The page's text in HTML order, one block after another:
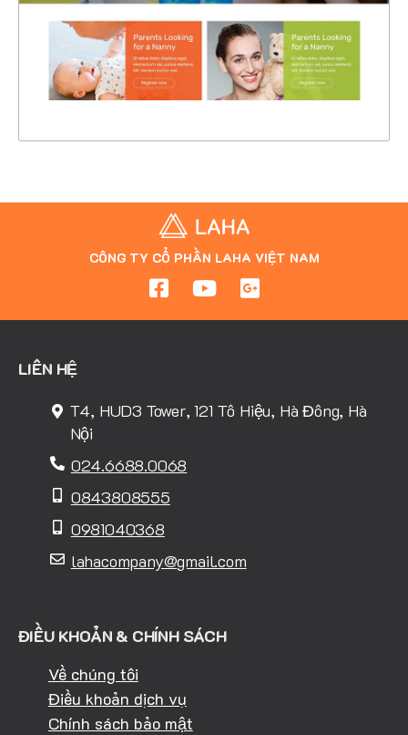
CHI TIẾT
XEM THỰC TẾ
CÔNG TY CỔ PHẦN LAHA VIỆT NAM
LIÊN HỆ
T4, HUD3 Tower, 121 Tô Hiệu, Hà Đông, Hà
Nội
024.6688.0068
0843808555
0981040368
lahacompany@gmail.com
ĐIỀU KHOẢN & CHÍNH SÁCH
Về chúng tôi
Điều khoản dịch vụ
Chính sách bảo mật